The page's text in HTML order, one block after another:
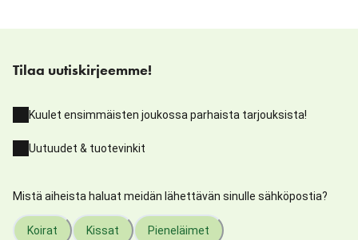
Tilaa uutiskirjeemme!
Kuulet ensimmäisten joukossa parhaista tarjouksista!
Uutuudet & tuotevinkit
Mistä aiheista haluat meidän lähettävän sinulle sähköpostia?
Koirat Kissat Pieneläimet